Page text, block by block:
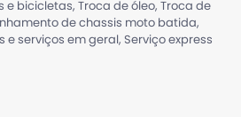
e bicicletas, Troca de óleo, Troca de
de chassis moto batida,
e serviços em geral, Serviço express